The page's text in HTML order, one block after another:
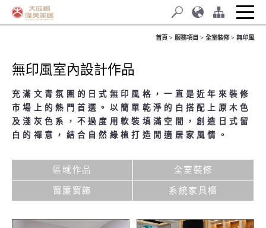
首頁 服務項目 全室裝修 無印風
無印風室內設計作品
充滿文青氛圍的日式無印風格，一直是近年來裝修
市場上的熱門首選。以簡單乾淨的白搭配上原木色
及淺灰色系，不過度用軟裝填滿空間，創造日式留
白的禪意，結合自然綠植打造閒適居家風情。
區域作品 全室裝修
窗簾窗飾 系統家具櫃